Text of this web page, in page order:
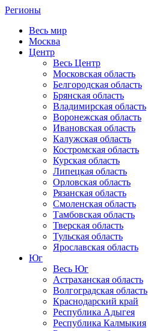
Регионы
Весь мир
Москва
Центр
Весь Центр
Московская область
Белгородская область
Брянская область
Владимирская область
Воронежская область
Ивановская область
Калужская область
Костромская область
Курская область
Липецкая область
Орловская область
Рязанская область
Смоленская область
Тамбовская область
Тверская область
Тульская область
Ярославская область
Юг
Весь Юг
Астраханская область
Волгоградская область
Краснодарский край
Республика Адыгея
Республика Калмыкия